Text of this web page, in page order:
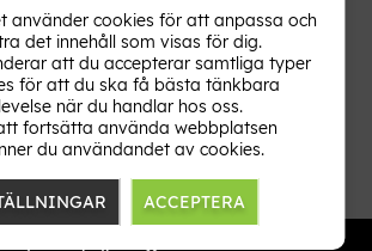
hetaste erbjudandena och
oss direkt i din mejlkorg. Signa upp på
använder cookies för att anpassa och
det innehåll som visas för dig.
att du accepterar samtliga typer
för att du ska få bästa tänkbara
när du handlar hos oss.
fortsätta använda webbplatsen
du användandet av cookies.
ACCEPTERA